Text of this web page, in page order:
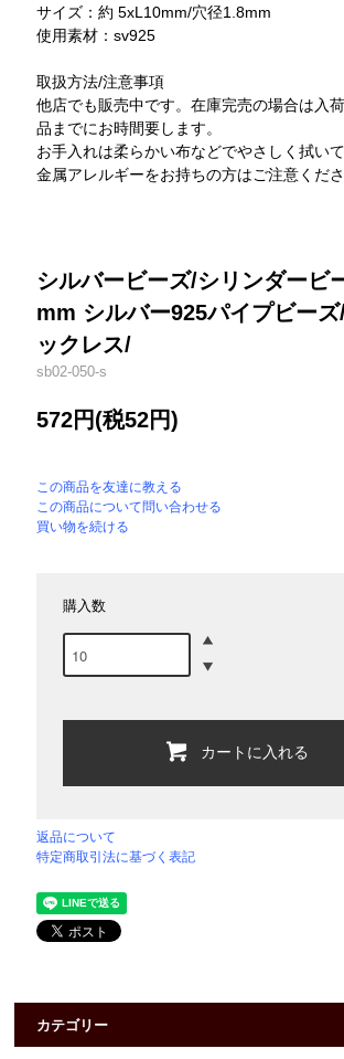
サイズ：約 5xL10mm/穴径1.8mm
使用素材：sv925
取扱方法/注意事項
他店でも販売中です。在庫完売の場合は入
品までにお時間要します。
お手入れは柔らかい布などでやさしく拭いて
金属アレルギーをお持ちの方はご注意くださ
シルバービーズ/シリンダービ
mm シルバー925パイプビー
ックレス/
sb02-050-s
572円(税52円)
この商品を友達に教える
この商品について問い合わせる
買い物を続ける
購入数
カートに入れる
返品について
特定商取引法に基づく表記
カテゴリー